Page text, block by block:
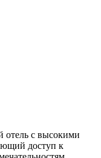
отель с высокими
доступ к